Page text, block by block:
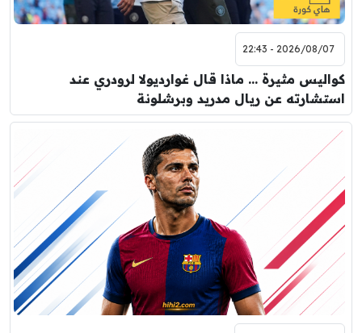
2026/08/07 - 22:43
كواليس مثيرة … ماذا قال غوارديولا لرودري عند
استشارته عن ريال مدريد وبرشلونة